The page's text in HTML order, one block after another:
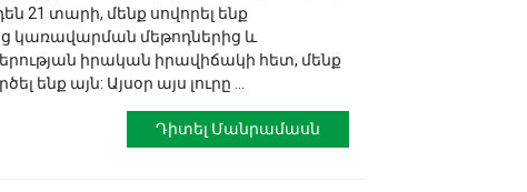
21 տարի, մենք սովորել ենք
կառավարման մեթոդներից և
իրական իրավիճակի հետ, մենք
ենք այն: Այսօր այս լուրը ...
Դիտել Մանրամասն